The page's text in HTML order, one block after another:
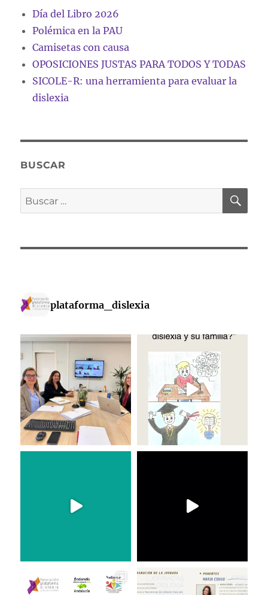
Día del Libro 2026
Polémica en la PAU
Camisetas con causa
OPOSICIONES JUSTAS PARA TODOS Y TODAS
SICOLE-R: una herramienta para evaluar la
dislexia
BUSCAR
Buscar
por:
plataforma_dislexia